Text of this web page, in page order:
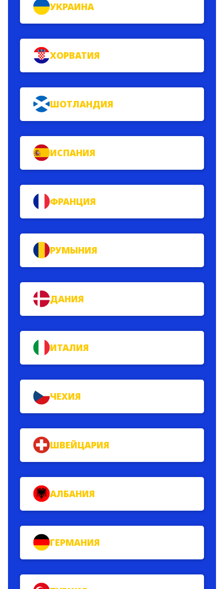
УКРАИНА
ХОРВАТИЯ
ШОТЛАНДИЯ
ИСПАНИЯ
ФРАНЦИЯ
РУМЫНИЯ
ДАНИЯ
ИТАЛИЯ
ЧЕХИЯ
ШВЕЙЦАРИЯ
АЛБАНИЯ
ГЕРМАНИЯ